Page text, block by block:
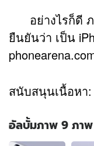
อย่างไรก็ดี ภ
ยืนยันว่า เป็น
สนับสนุนเนื้อหา:
อัลบั้มภาพ 9 ภาพ